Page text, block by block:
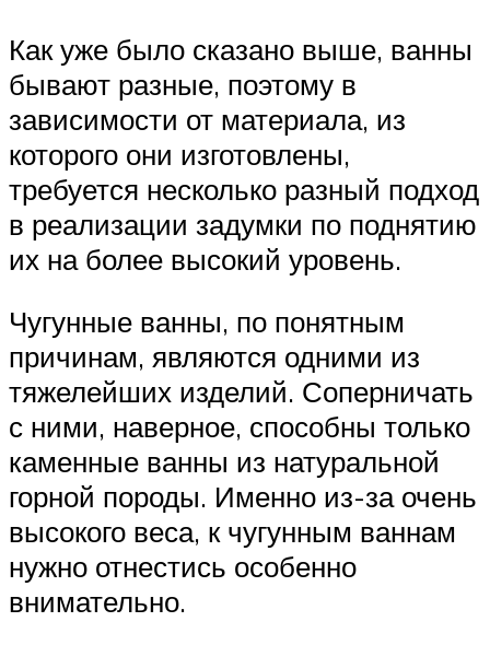
Как уже было сказано выше, ванны
бывают разные, поэтому в
зависимости от материала, из
которого они изготовлены,
требуется несколько разный подход
в реализации задумки по поднятию
их на более высокий уровень.
Чугунные ванны, по понятным
причинам, являются одними из
тяжелейших изделий. Соперничать
с ними, наверное, способны только
каменные ванны из натуральной
горной породы. Именно из-за очень
высокого веса, к чугунным ваннам
нужно отнестись особенно
внимательно.